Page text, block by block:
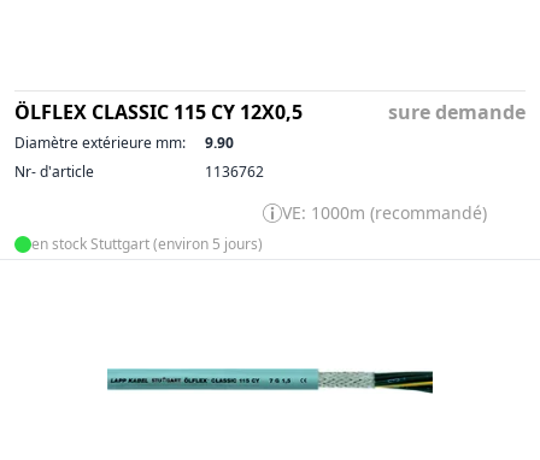
ÖLFLEX CLASSIC 115 CY 12X0,5 sure demande
Diamètre extérieure mm:
9.90
Nr- d'article
1136762
VE: 1000m (recommandé)
en stock Stuttgart (environ 5 jours)